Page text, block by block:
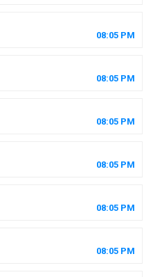
08:05 PM
08:05 PM
08:05 PM
08:05 PM
08:05 PM
08:05 PM